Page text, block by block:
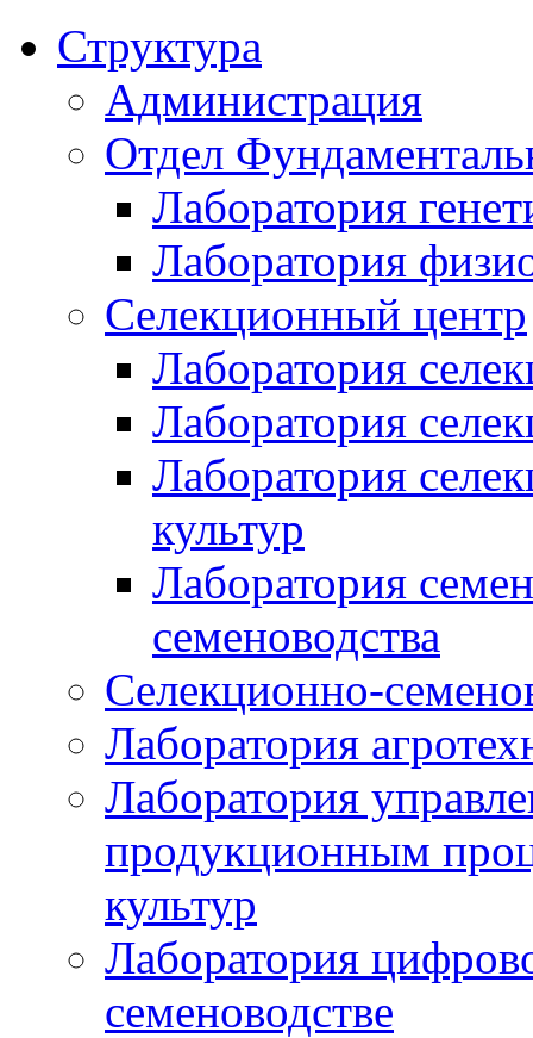
Структура
Администрация
Отдел
Лаборатория
Лаборатория
Селекционный центр
Лаборатория
Лаборатория
Лаборатория
культур
Лаборатория
семеноводства
Селекционно-
Лаборатория
Лаборатория
продукционным
культур
Лаборатория
семеноводстве